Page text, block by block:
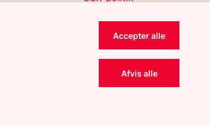
Accepter alle
Afvis alle